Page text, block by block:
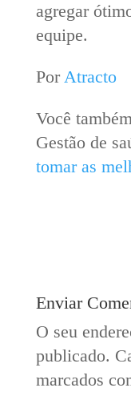
agregar
equipe.
Por Atracto
Você
Gestão de
tomar as
Enviar
O seu
publicado.
marcados